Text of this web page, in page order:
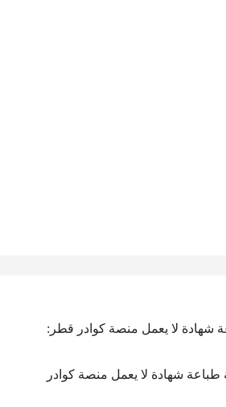
شهادة لا يعمل منصة كوادر قطر:
طباعة شهادة لا يعمل منصة كوادر